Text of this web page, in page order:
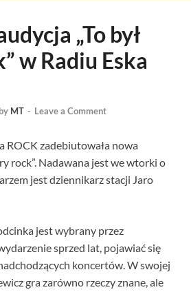
„To był
w Radiu Eska
by MT - Leave a Comment
ROCK zadebiutowała nowa
rock”. Nadawana jest we wtorki o
jest dziennikarz stacji Jaro
jest wybrany przez
sprzed lat, pojawiać się
koncertów. W swojej
gra zarówno rzeczy znane, ale